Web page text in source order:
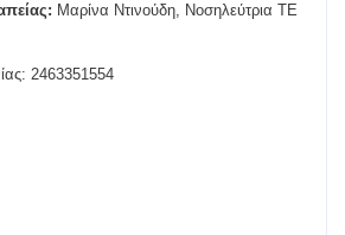
Μαρίνα Ντινούδη, Νοσηλεύτρια ΤΕ
2463351554